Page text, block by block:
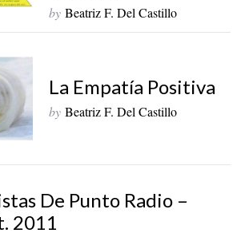
by Beatriz F. Del Castillo
La Empatía Positiva
by Beatriz F. Del Castillo
De Punto Radio –
2011